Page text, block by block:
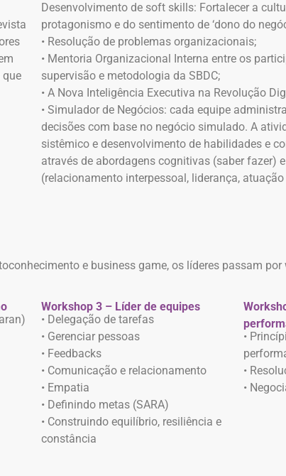
que
Desenvolvimento de soft skills: Fortalecer a
protagonismo e do sentimento de ‘dono do
• Resolução de problemas organizacionais;
• Mentoria Organizacional Interna entre os
supervisão e metodologia da SBDC;
• A Nova Inteligência Executiva na Revolução
• Simulador de Negócios: cada equipe
decisões com base no negócio simulado. A
sistêmico e desenvolvimento de habilidades e
através de abordagens cognitivas (saber fazer)
(relacionamento interpessoal, liderança,
e business game, os líderes passam
Workshop 3 – Líder de equipes
• Delegação de tarefas
• Gerenciar pessoas
• Feedbacks
• Comunicação e relacionamento
• Empatia
• Definindo metas (SARA)
• Construindo equilíbrio, resiliência e
constância
•
•
•